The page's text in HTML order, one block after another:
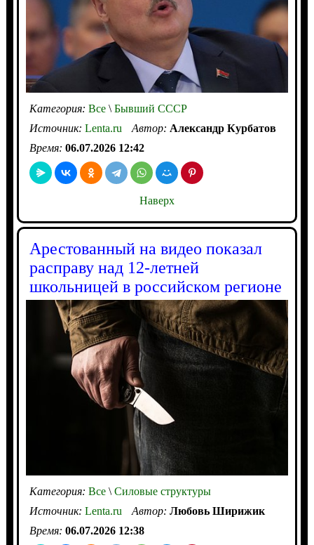
Категория: Все\Бывший СССР
Источник: Lenta.ru Автор: Александр Курбатов
Время: 06.07.2026 12:42
Наверх
Арестованный на видео показал
расправу над 12-летней
школьницей в российском регионе
Категория: Все\Силовые структуры
Источник: Lenta.ru Автор: Любовь Ширижик
Время: 06.07.2026 12:38